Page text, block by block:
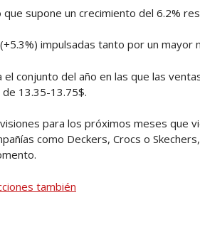
supone un crecimiento del 6.2%
impulsadas tanto por un
conjunto del año en las que las
13.35-13.75$.
para los próximos meses
como Deckers, Crocs o
también